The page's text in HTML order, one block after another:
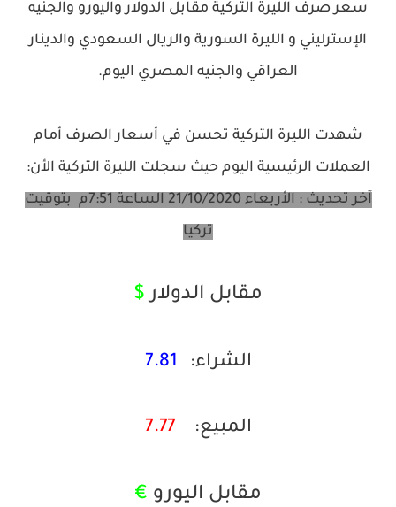
سعر صرف الليرة التركية مقابل الدولار واليورو والجنيه
الإسترليني و الليرة السورية والريال السعودي والدينار
العراقي والجنيه المصري اليوم.
شهدت الليرة التركية تحسن في أسعار الصرف أمام
العملات الرئيسية اليوم حيث سجلت الليرة التركية الأن:
آخر تحديث : الأربعاء 21/10/2020 الساعة 7:51م بتوقيت
تركيا
مقابل الدولار $
الشراء:
المبيع:
مقابل اليورو €